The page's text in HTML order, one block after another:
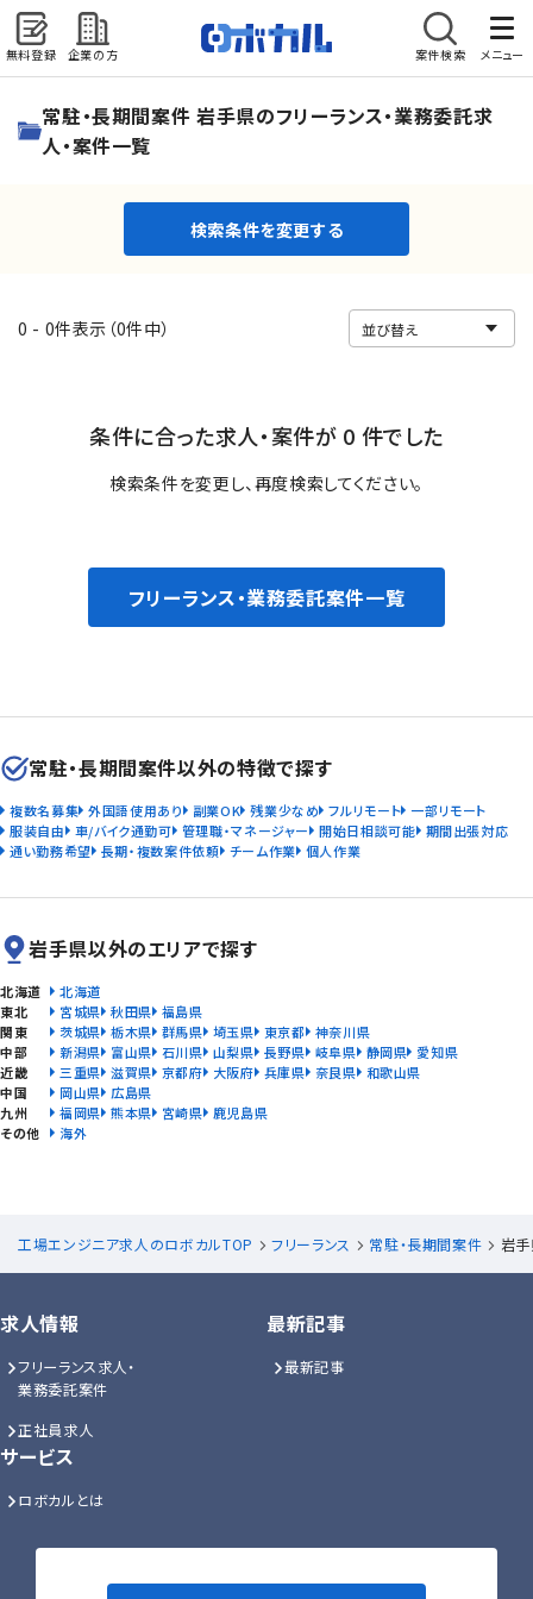
無料登録 企業の方 案件検索 メニュー
検索条件を変更する
常駐・長期間案件 岩手県のフリーランス・業務委託求
人・案件一覧
検索条件を変更する
0 - 0件表示（0件中）
条件に合った求人・案件が 0 件でした
検索条件を変更し、再度検索してください。
フリーランス・業務委託案件一覧
常駐・長期間案件以外の特徴で探す
複数名募集 外国語使用あり 副業OK 残業少なめ フルリモート 一部リモート
服装自由
車/バイク通勤可 管理職・マネージャー 開始日相談可能 期間出張対応
通い勤務希望 長期・複数案件依頼 チーム作業 個人作業
岩手県以外のエリアで探す
北海道
北海道
東北
宮城県 秋田県 福島県
関東
茨城県 栃木県 群馬県 埼玉県 東京都
神奈川県
中部
新潟県 富山県 石川県 山梨県 長野県 岐阜県 静岡県 愛知県
近畿
三重県 滋賀県 京都府 大阪府 兵庫県 奈良県 和歌山県
中国
岡山県
広島県
九州
福岡県 熊本県 宮崎県
鹿児島県
その他
海外
工場エンジニア求人のロボカルTOP フリーランス 常駐・長期間案件 岩
求人情報
フリーランス求人・
業務委託案件
正社員求人
最新記事
最新記事
サービス
ロボカルとは